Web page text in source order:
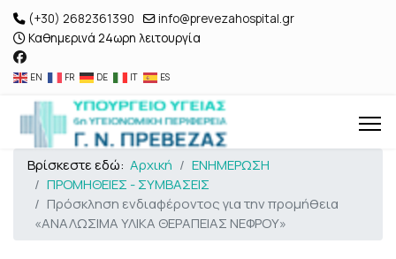
(+30) 2682361390
info@prevezahospital.gr
Καθημερινά 24ωρη λειτουργία
EN FR DE IT ES
Βρίσκεστε εδώ: Αρχική
ΕΝΗΜΕΡΩΣΗ
ΠΡΟΜΗΘΕΙΕΣ - ΣΥΜΒΑΣΕΙΣ
Πρόσκληση ενδιαφέροντος για την προμήθεια
«ΑΝΑΛΩΣΙΜΑ ΥΛΙΚΑ ΘΕΡΑΠΕΙΑΣ ΝΕΦΡΟΥ»